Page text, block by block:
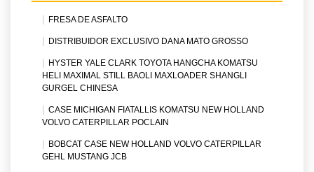
FRESA DE ASFALTO
DISTRIBUIDOR EXCLUSIVO DANA MATO GROSSO
HYSTER YALE CLARK TOYOTA HANGCHA KOMATSU
HELI MAXIMAL STILL BAOLI MAXLOADER SHANGLI
GURGEL CHINESA
CASE MICHIGAN FIATALLIS KOMATSU NEW HOLLAND
VOLVO CATERPILLAR POCLAIN
BOBCAT CASE NEW HOLLAND VOLVO CATERPILLAR
GEHL MUSTANG JCB